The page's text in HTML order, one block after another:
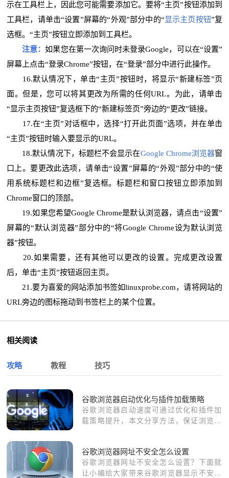
示在工具栏上，因此您可能需要添加它。要将“主页”按钮添加到
工具栏，请单击“设置”屏幕的“外观”部分中的“显示主页按钮”复
选框。“主页”按钮立即添加到工具栏。
注意：如果您在第一次询问时未登录Google，可以在“设置”
屏幕上点击“登录Chrome”按钮，在“登录”部分中进行此操作。
16.默认情况下，单击“主页”按钮时，将显示“新建标签”页
面。但是，您可以将其更改为所需的任何URL。为此，请单击
“显示主页按钮”复选框下的“新建标签页”旁边的“更改”链接。
17.在“主页”对话框中，选择“打开此页面”选项，并在单击
“主页”按钮时输入要显示的URL。
18.默认情况下，标题栏不会显示在Google Chrome浏览器窗
口上。要更改此选项，请单击“设置”屏幕的“外观”部分中的“使
用系统标题栏和边框”复选框。标题栏和窗口按钮立即添加到
Chrome窗口的顶部。
19.如果您希望Google Chrome是默认浏览器，请点击“设置”
屏幕的“默认浏览器”部分中的“将Google Chrome设为默认浏览
器”按钮。
20.如果需要，还有其他可以更改的设置。完成更改设置
后，单击“主页”按钮返回主页。
21.要为喜爱的网站添加书签如linuxprobe.com，请将网站的
URL旁边的图标拖动到书签栏上的某个位置。
相关阅读
攻略 教程 技巧
谷歌浏览器启动优化与插件加载策略
谷歌浏览器启动速度可通过优化和插件加
载策略提升，本文分享方法，保证浏览器
谷歌浏览器网址不安全怎么设置
谷歌浏览器网址不安全怎么设置？下面就
让小编给大家带来谷歌浏览器显示不安全